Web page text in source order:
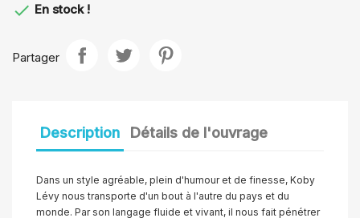
 En stock !
Partager
Description Détails de l'ouvrage
Dans un style agréable, plein d'humour et de finesse, Koby
Lévy nous transporte d'un bout à l'autre du pays et du
monde. Par son langage fluide et vivant, il nous fait pénétrer